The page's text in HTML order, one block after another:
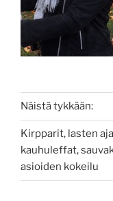
Näistä tykkään:
Kirpparit, lasten
kauhuleffat,
asioiden kokeilu